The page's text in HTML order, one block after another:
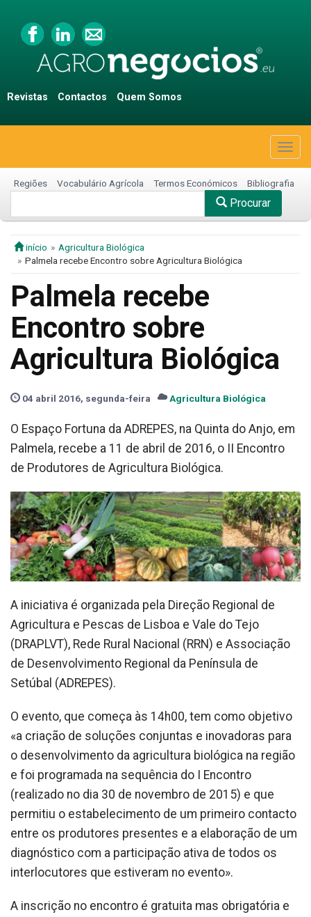
Revistas Contactos Quem Somos
Regiões Vocabulário Agrícola Termos Económicos Bibliografia
Procurar
início
Agricultura Biológica
Palmela recebe Encontro sobre Agricultura Biológica
Palmela recebe
Encontro sobre
Agricultura Biológica
04 abril 2016, segunda-feira Agricultura Biológica
O Espaço Fortuna da ADREPES, na Quinta do Anjo, em
Palmela, recebe a 11 de abril de 2016, o II Encontro
de Produtores de Agricultura Biológica.
A iniciativa é organizada pela Direção Regional de
Agricultura e Pescas de Lisboa e Vale do Tejo
(DRAPLVT), Rede Rural Nacional (RRN) e Associação
de Desenvolvimento Regional da Península de
Setúbal (ADREPES).
O evento, que começa às 14h00, tem como objetivo
«a criação de soluções conjuntas e inovadoras para
o desenvolvimento da agricultura biológica na região
e foi programada na sequência do I Encontro
(realizado no dia 30 de novembro de 2015) e que
permitiu o estabelecimento de um primeiro contacto
entre os produtores presentes e a elaboração de um
diagnóstico com a participação ativa de todos os
interlocutores que estiveram no evento».
A inscrição no encontro é gratuita mas obrigatória e